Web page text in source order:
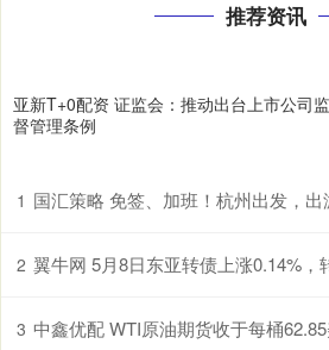
推荐资讯
亚新T+0配资 证监会：推动出台上市公司监
督管理条例
1 国汇策略 免签、加班！杭州出发，出
2 翼牛网 5月8日东亚转债上涨0.14%，
3 中鑫优配 WTI原油期货收于每桶62.85美元，